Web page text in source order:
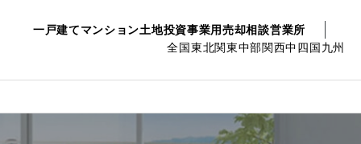
一戸建てマンション土地投資事業用売却相談営業所
全国東北関東中部関西中四国九州